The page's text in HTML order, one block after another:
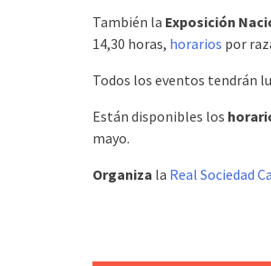
También la Exposición
14,30 horas, horarios por
Todos los eventos tendrán
Están disponibles los
mayo.
Organiza la Real Sociedad